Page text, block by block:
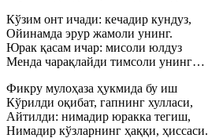
Кўзим онт ичади: кечадир кундуз,
Ойинамда эрур жамоли унинг.
Юрак қасам ичар: мисоли юлдуз
Менда чарақлайди тимсоли унинг…
Фикру мулоҳаза ҳукмида бу иш
Кўрилди оқибат, гапнинг хулласи,
Айтилди: нимадир юракка тегиш,
Нимадир кўзларнинг ҳаққи, ҳиссаси.